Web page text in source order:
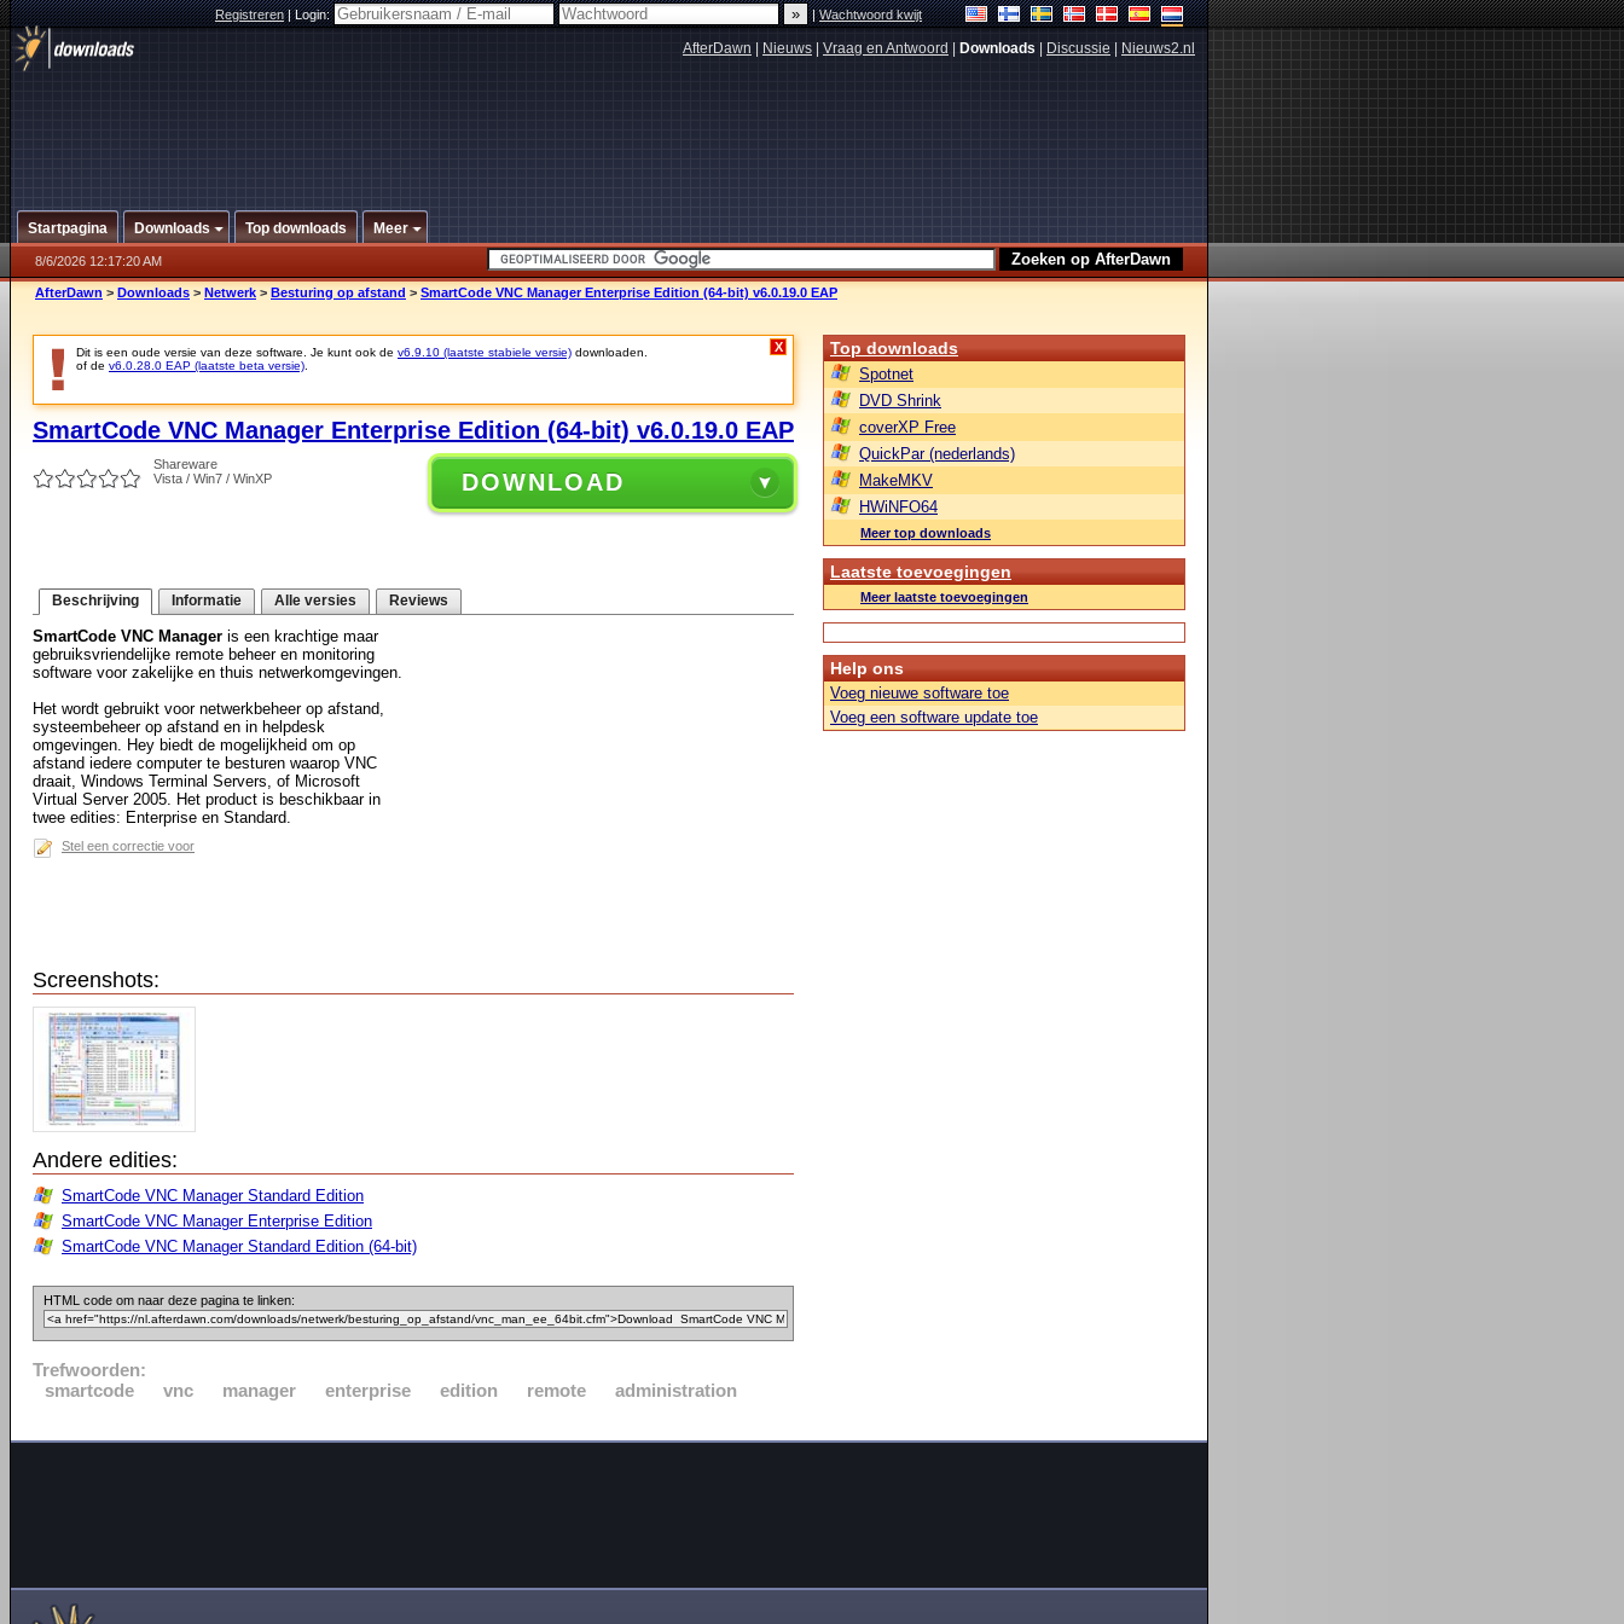
Registreren|Login: |Wachtwoord kwijt
AfterDawn Nieuws Vraag en Antwoord Downloads Discussie Nieuws2.nl
Startpagina Downloads Top downloads Meer
8/6/2026 12:17:20 AM
AfterDawn > Downloads > Netwerk > Besturing op afstand > SmartCode VNC Manager Enterprise Edition (64-bit) v6.0.19.0 EAP
Dit is een oude versie van deze software. Je kunt ook de v6.9.10 (laatste stabiele versie) downloaden.
of de v6.0.28.0 EAP (laatste beta versie)
X
SmartCode VNC Manager Enterprise Edition (64-bit) v6.0.19.0 EAP
Shareware
Vista / Win7 / WinXP
DOWNLOAD
Beschrijving Informatie Alle versies Reviews
SmartCode VNC Manager is een krachtige maar
gebruiksvriendelijke remote beheer en monitoring
software voor zakelijke en thuis netwerkomgevingen.
Het wordt gebruikt voor netwerkbeheer op afstand,
systeembeheer op afstand en in helpdesk
omgevingen. Hey biedt de mogelijkheid om op
afstand iedere computer te besturen waarop VNC
draait, Windows Terminal Servers, of Microsoft
Virtual Server 2005. Het product is beschikbaar in
twee edities: Enterprise en Standard.
Stel een correctie voor
Screenshots:
Andere edities:
SmartCode VNC Manager Standard Edition
SmartCode VNC Manager Enterprise Edition
SmartCode VNC Manager Standard Edition (64-bit)
HTML code om naar deze pagina te linken:
Trefwoorden:
smartcode
vnc manager enterprise edition remote administration
Top downloads
Spotnet
DVD Shrink
coverXP Free
QuickPar (nederlands)
MakeMKV
HWiNFO64
Meer top downloads
Laatste toevoegingen
Meer laatste toevoegingen
Help ons
Voeg nieuwe software toe
Voeg een software update toe